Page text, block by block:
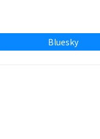
Bluesky